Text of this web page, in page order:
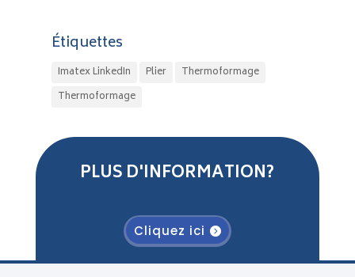
Étiquettes
Imatex LinkedIn Plier
Thermoformage
Thermoformage
PLUS D'INFORMATION?
Cliquez ici